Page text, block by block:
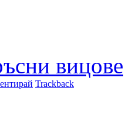
вицове
Trackback